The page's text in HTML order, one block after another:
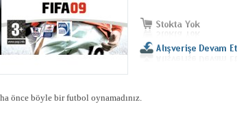
önce böyle bir futbol oynamadınız.